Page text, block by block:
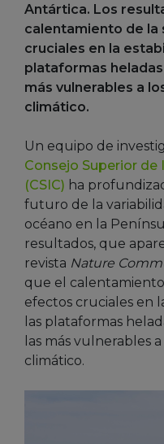
Antártica. Los
calentamiento de
cruciales en la
plataformas
más vulnerables a
climático.
Un equipo de
Consejo Superior
(CSIC) ha
futuro de la
océano en la
resultados, que
revista Nature
que el
efectos cruciales en
las plataformas
las más vulnerables
climático.